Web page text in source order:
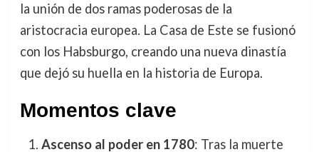
la unión de dos ramas poderosas de la
aristocracia europea. La Casa de Este se fusionó
con los Habsburgo, creando una nueva dinastía
que dejó su huella en la historia de Europa.
Momentos clave
Ascenso al poder en 1780: Tras la muerte